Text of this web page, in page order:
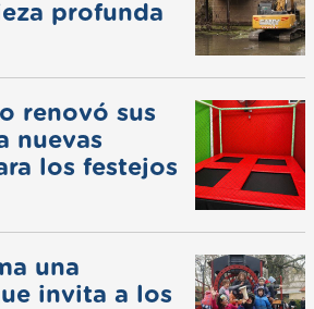
profunda
renovó sus
nuevas
los festejos
una
invita a los